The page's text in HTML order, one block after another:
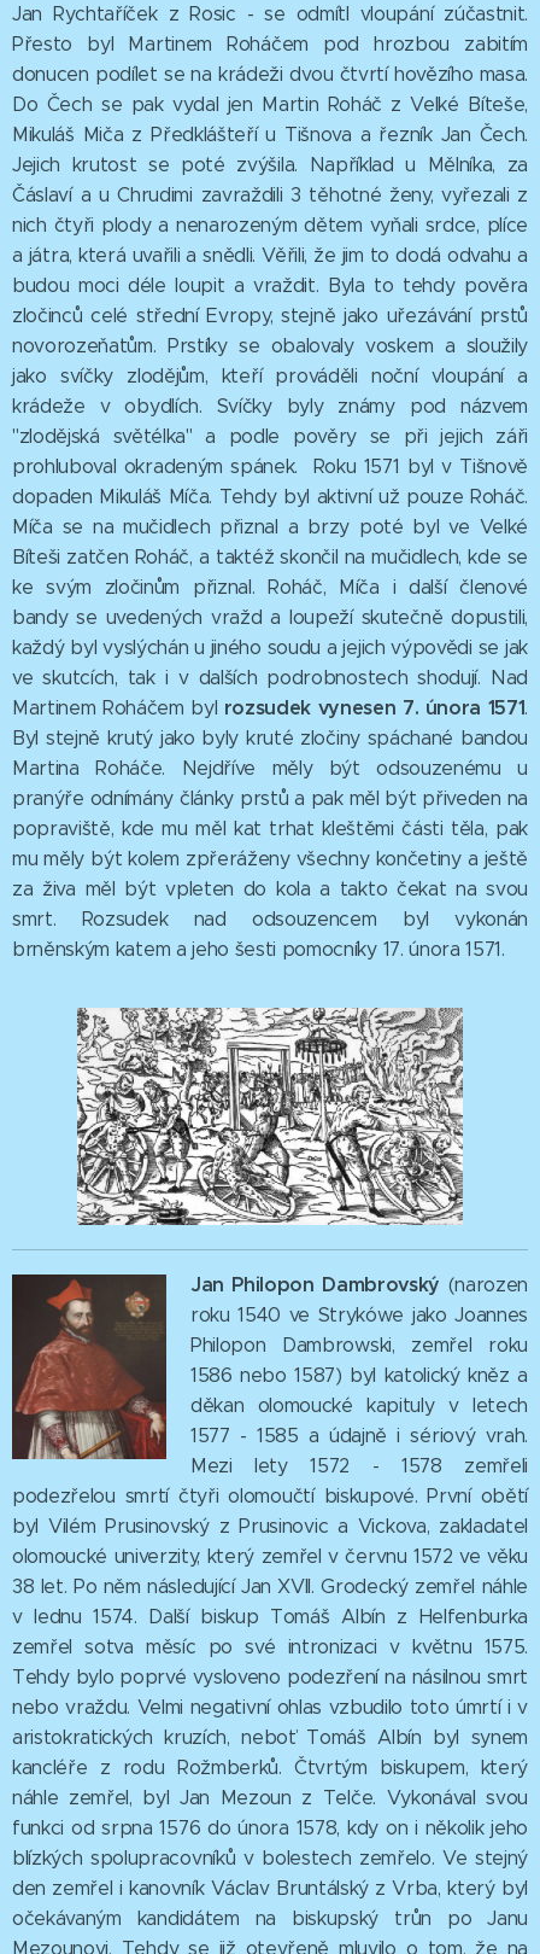
Jan Rychtaříček z Rosic - se odmítl vloupání zúčastnit.
Přesto byl Martinem Roháčem pod hrozbou zabitím
donucen podílet se na krádeži dvou čtvrtí hovězího masa.
Do Čech se pak vydal jen Martin Roháč z Velké Bíteše,
Mikuláš Miča z Předklášteří u Tišnova a řezník Jan Čech.
Jejich krutost se poté zvýšila. Například u Mělníka, za
Čáslaví a u Chrudimi zavraždili 3 těhotné ženy, vyřezali z
nich čtyři plody a nenarozeným dětem vyňali srdce, plíce
a játra, která uvařili a snědli. Věřili, že jim to dodá odvahu a
budou moci déle loupit a vraždit. Byla to tehdy pověra
zločinců celé střední Evropy, stejně jako uřezávání prstů
novorozeňatům. Prstíky se obalovaly voskem a sloužily
jako svíčky zlodějům, kteří prováděli noční vloupání a
krádeže v obydlích. Svíčky byly známy pod názvem
"zlodějská světélka" a podle pověry se při jejich záři
prohluboval okradeným spánek. Roku 1571 byl v Tišnově
dopaden Mikuláš Míča. Tehdy byl aktivní už pouze Roháč.
Míča se na mučidlech přiznal a brzy poté byl ve Velké
Bíteši zatčen Roháč, a taktéž skončil na mučidlech, kde se
ke svým zločinům přiznal. Roháč, Míča i další členové
bandy se uvedených vražd a loupeží skutečně dopustili,
každý byl vyslýchán u jiného soudu a jejich výpovědi se jak
ve skutcích, tak i v dalších podrobnostech shodují. Nad
Martinem Roháčem byl rozsudek vynesen 7. února 1571.
Byl stejně krutý jako byly kruté zločiny spáchané bandou
Martina Roháče. Nejdříve měly být odsouzenému u
pranýře odnímány články prstů a pak měl být přiveden na
popraviště, kde mu měl kat trhat kleštěmi části těla, pak
mu měly být kolem zpřeráženy všechny končetiny a ještě
za živa měl být vpleten do kola a takto čekat na svou
smrt. Rozsudek nad odsouzencem byl vykonán
brněnským katem a jeho šesti pomocníky 17. února 1571.
Jan Philopon Dambrovský (narozen
roku 1540 ve Strykówe jako Joannes
Philopon Dambrowski, zemřel roku
1586 nebo 1587) byl katolický kněz a
děkan olomoucké kapituly v letech
1577 - 1585 a údajně i sériový vrah.
Mezi lety 1572 - 1578 zemřeli
podezřelou smrtí čtyři olomoučtí biskupové. První obětí
byl Vilém Prusinovský z Prusinovic a Vickova, zakladatel
olomoucké univerzity, který zemřel v červnu 1572 ve věku
38 let. Po něm následující Jan XVII. Grodecký zemřel náhle
v lednu 1574. Další biskup Tomáš Albín z Helfenburka
zemřel sotva měsíc po své intronizaci v květnu 1575.
Tehdy bylo poprvé vysloveno podezření na násilnou smrt
nebo vraždu. Velmi negativní ohlas vzbudilo toto úmrtí i v
aristokratických kruzích, neboť Tomáš Albín byl synem
kancléře z rodu Rožmberků. Čtvrtým biskupem, který
náhle zemřel, byl Jan Mezoun z Telče. Vykonával svou
funkci od srpna 1576 do února 1578, kdy on i několik jeho
blízkých spolupracovníků v bolestech zemřelo. Ve stejný
den zemřel i kanovník Václav Bruntálský z Vrba, který byl
očekávaným kandidátem na biskupský trůn po Janu
Mezounovi. Tehdy se již otevřeně mluvilo o tom, že na